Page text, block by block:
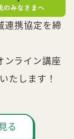
連携協定を締
ンライン講座
たします！
る